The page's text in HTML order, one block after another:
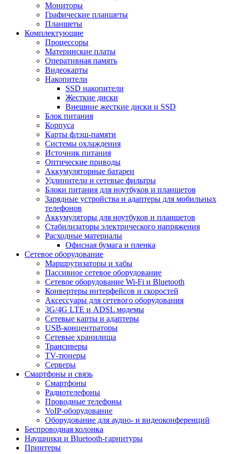
Мониторы
Графические планшеты
Планшеты
Комплектующие
Процессоры
Материнские платы
Оперативная память
Видеокарты
Накопители
SSD накопители
Жесткие диски
Внешние жесткие диски и SSD
Блок питания
Корпуса
Карты флэш-памяти
Системы охлаждения
Источник питания
Оптические приводы
Аккумуляторные батареи
Удлинители и сетевые фильтры
Блоки питания для ноутбуков и планшетов
Зарядные устройства и адаптеры для мобильных
телефонов
Аккумуляторы для ноутбуков и планшетов
Стабилизаторы электрического напряжения
Расходные материалы
Офисная бумага и пленка
Сетевое оборудование
Маршрутизаторы и хабы
Пассивное сетевое оборудование
Сетевое оборудование Wi-Fi и Bluetooth
Конвертеры интерфейсов и скоростей
Аксессуары для сетевого оборудования
3G/4G LTE и ADSL модемы
Сетевые карты и адаптеры
USB-концентраторы
Сетевые хранилища
Трансиверы
TV-тюнеры
Серверы
Смартфоны и связь
Смартфоны
Радиотелефоны
Проводные телефоны
VoIP-оборудование
Оборудование для аудио- и видеоконференций
Беспроводная колонка
Наушники и Bluetooth-гарнитуры
Принтеры